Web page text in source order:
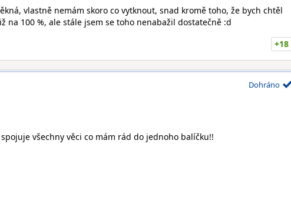
vlastně nemám skoro co vytknout, snad kromě toho, že bych chtěl
na 100 %, ale stále jsem se toho nenabažil dostatečně :d
+18
Dohráno
spojuje všechny věci co mám rád do jednoho balíčku!!